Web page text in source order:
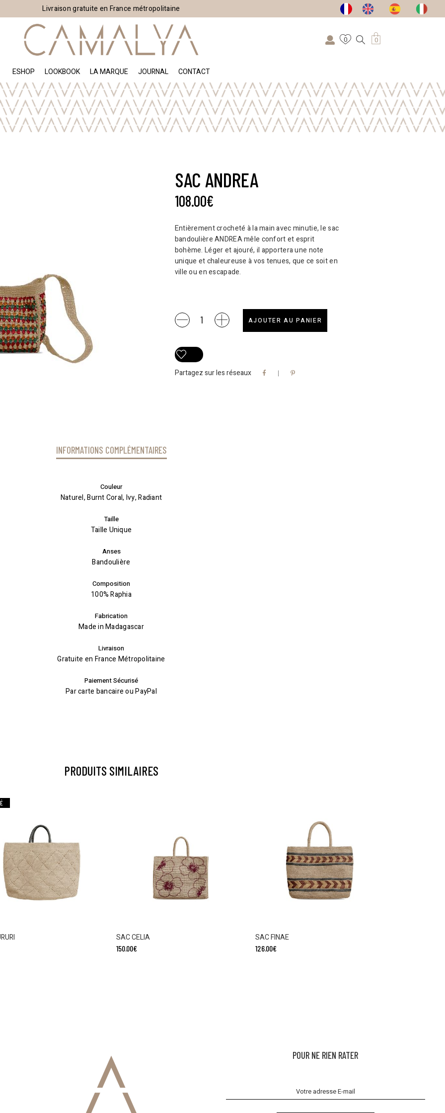
Livraison gratuite en France métropolitaine
0 0
ESHOP LOOKBOOK LA MARQUE JOURNAL CONTACT
SAC ANDREA
108.00€
Entièrement crocheté à la main avec minutie, le sac
bandoulière ANDREA mêle confort et esprit
bohème. Léger et ajouré, il apportera une note
unique et chaleureuse à vos tenues, que ce soit en
ville ou en escapade.
SAC
ANDREA
AJOUTER AU PANIER
Partagez sur les réseaux
INFORMATIONS COMPLÉMENTAIRES
Couleur
Naturel, Burnt Coral, Ivy, Radiant
Taille
Taille Unique
Anses
Bandoulière
Composition
100% Raphia
Fabrication
Made in Madagascar
Livraison
Gratuite en France Métropolitaine
Paiement Sécurisé
Par carte bancaire ou PayPal
PRODUITS SIMILAIRES
SAC CELIA
150.00€
SAC FINAE
126.00€
POUR NE RIEN RATER